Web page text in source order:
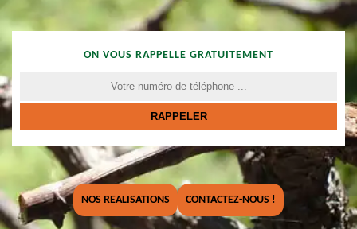
ON VOUS RAPPELLE GRATUITEMENT
NOS REALISATIONS CONTACTEZ-NOUS !